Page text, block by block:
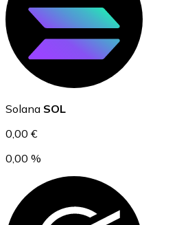
Ethereum
ETH
Solana SOL
0,00 €
0,00 %